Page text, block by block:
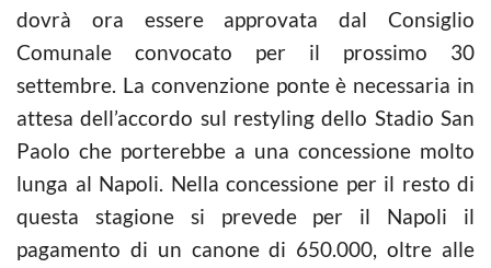
dovrà ora essere approvata dal Consiglio
Comunale convocato per il prossimo 30
settembre. La convenzione ponte è necessaria in
attesa dell’accordo sul restyling dello Stadio San
Paolo che porterebbe a una concessione molto
lunga al Napoli. Nella concessione per il resto di
questa stagione si prevede per il Napoli il
pagamento di un canone di 650.000, oltre alle